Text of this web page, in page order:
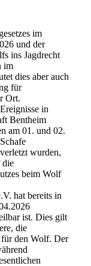
im
und der
ins Jagdrecht
im
dies aber auch
für
Ort.
in
Bentheim
am 01. und 02.
wurden,
die
beim Wolf
hat bereits in
ist. Dies gilt
die
den Wolf. Der